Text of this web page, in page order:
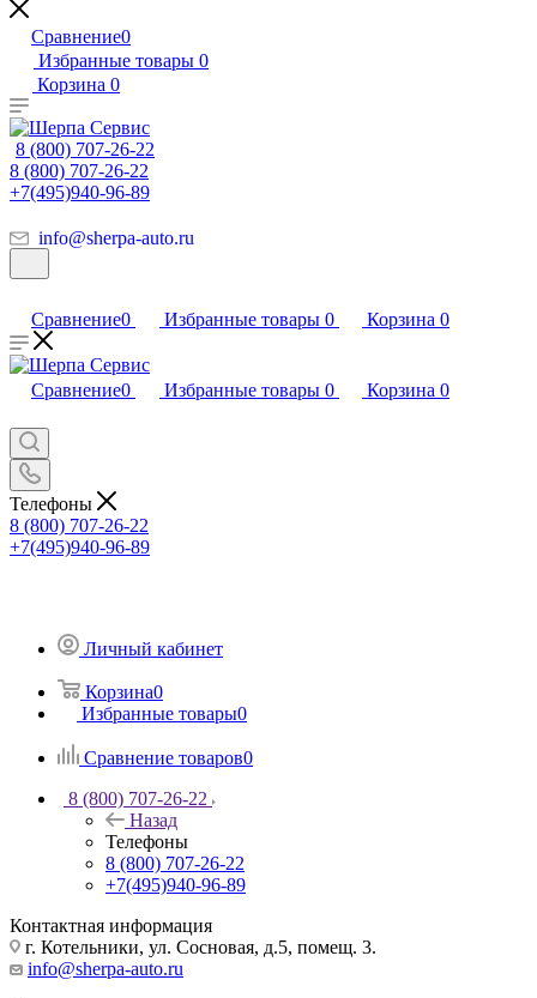
Сравнение0
Избранные товары 0
Корзина 0
8 (800) 707-26-22
8 (800) 707-26-22
+7(495)940-96-89
info@sherpa-auto.ru
Сравнение0 Избранные товары 0 Корзина 0
Сравнение0 Избранные товары 0 Корзина 0
Телефоны
8 (800) 707-26-22
+7(495)940-96-89
Личный кабинет
Корзина0
Избранные товары0
Сравнение товаров0
8 (800) 707-26-22
Назад
Телефоны
8 (800) 707-26-22
+7(495)940-96-89
Контактная информация
г. Котельники, ул. Сосновая, д.5, помещ. 3.
info@sherpa-auto.ru